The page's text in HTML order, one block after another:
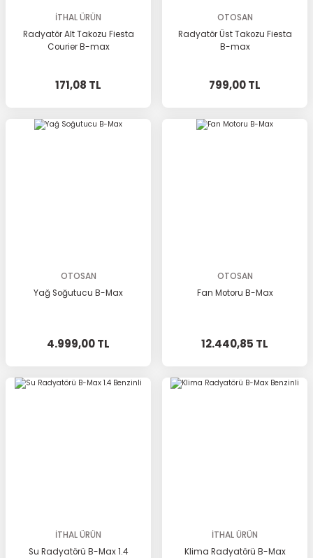
İTHAL ÜRÜN
Radyatör Alt Takozu Fiesta
Courier B-max
171,08 TL
OTOSAN
Radyatör Üst Takozu Fiesta
B-max
799,00 TL
OTOSAN
Yağ Soğutucu B-Max
4.999,00 TL
OTOSAN
Fan Motoru B-Max
12.440,85 TL
İTHAL ÜRÜN
Su Radyatörü B-Max 1.4
İTHAL ÜRÜN
Klima Radyatörü B-Max